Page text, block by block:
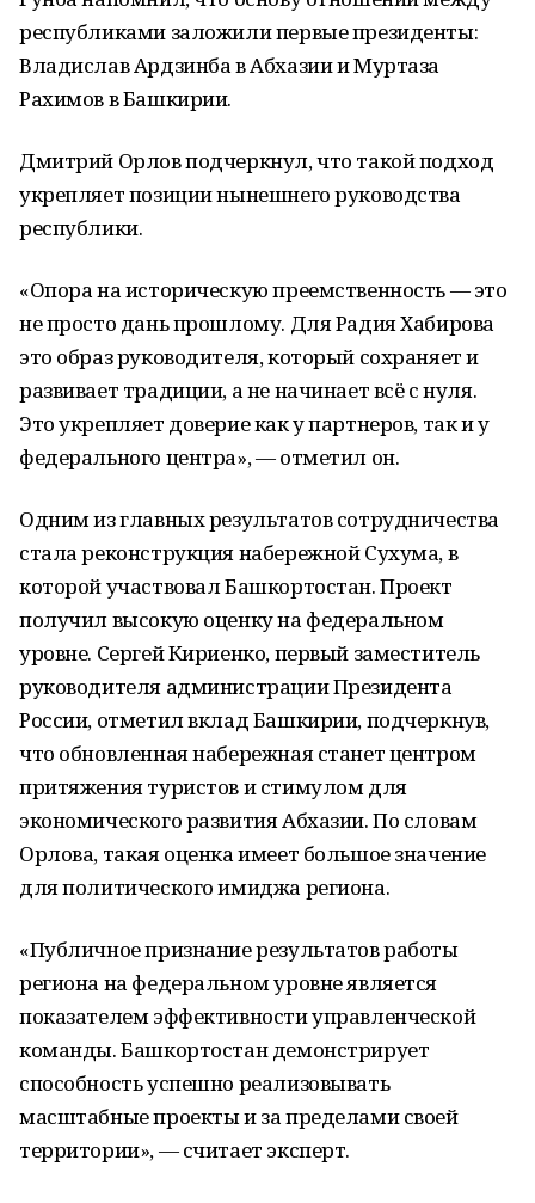
республиками заложили первые президенты:
Владислав Ардзинба в Абхазии и Муртаза
Рахимов в Башкирии.
Дмитрий Орлов подчеркнул, что такой подход
укрепляет позиции нынешнего руководства
республики.
«Опора на историческую преемственность — это
не просто дань прошлому. Для Радия Хабирова
это образ руководителя, который сохраняет и
развивает традиции, а не начинает всё с нуля.
Это укрепляет доверие как у партнеров, так и у
федерального центра», — отметил он.
Одним из главных результатов сотрудничества
стала реконструкция набережной Сухума, в
которой участвовал Башкортостан. Проект
получил высокую оценку на федеральном
уровне. Сергей Кириенко, первый заместитель
руководителя администрации Президента
России, отметил вклад Башкирии, подчеркнув,
что обновленная набережная станет центром
притяжения туристов и стимулом для
экономического развития Абхазии. По словам
Орлова, такая оценка имеет большое значение
для политического имиджа региона.
«Публичное признание результатов работы
региона на федеральном уровне является
показателем эффективности управленческой
команды. Башкортостан демонстрирует
способность успешно реализовывать
масштабные проекты и за пределами своей
территории», — считает эксперт.